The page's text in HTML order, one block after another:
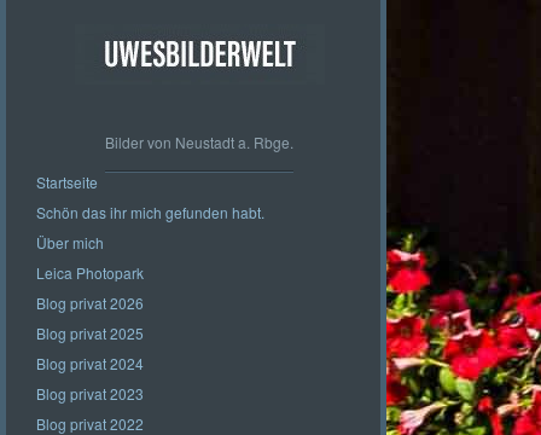
Bilder von Neustadt a. Rbge.
Startseite
Schön das ihr mich gefunden habt.
Über mich
Leica Photopark
Blog privat 2026
Blog privat 2025
Blog privat 2024
Blog privat 2023
Blog privat 2022